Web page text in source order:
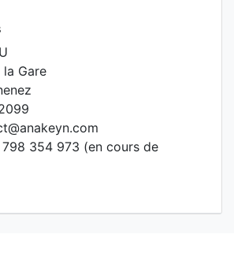
Gare
798 354 973 (en cours de